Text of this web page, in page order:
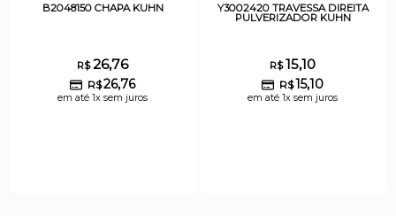
B2048150 CHAPA KUHN
R$26,76
R$26,76
em até 1x sem juros
Y3002420 TRAVESSA DIREITA
PULVERIZADOR KUHN
R$15,10
R$15,10
em até 1x sem juros